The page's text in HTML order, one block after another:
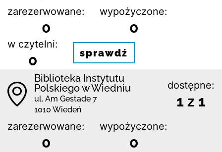
zarezerwowane:
0
wypożyczone:
0
w czytelni:
0 sprawdź
Biblioteka Instytutu
Polskiego w Wiedniu
ul. Am Gestade 7
1010 Wiedeń
dostępne:
1 z 1
zarezerwowane:
0
wypożyczone:
0